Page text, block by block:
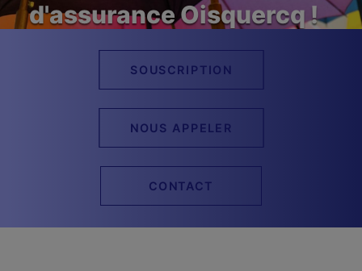
d'assurance Oisquercq !
SOUSCRIPTION
NOUS APPELER
CONTACT